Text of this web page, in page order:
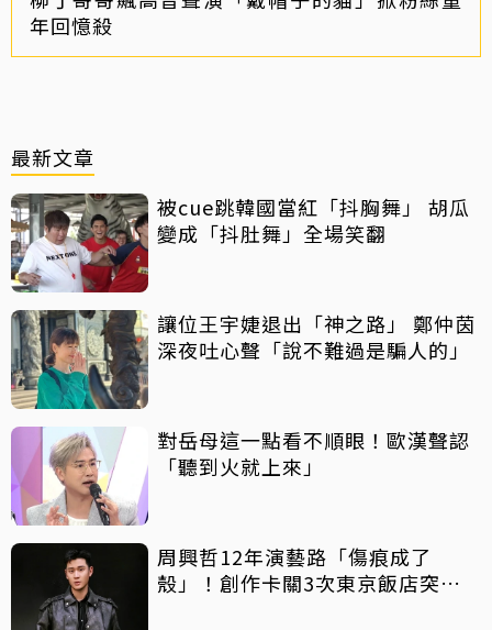
年回憶殺
最新文章
被cue跳韓國當紅「抖胸舞」 胡瓜
變成「抖肚舞」全場笑翻
讓位王宇婕退出「神之路」 鄭仲茵
深夜吐心聲「說不難過是騙人的」
對岳母這一點看不順眼！歐漢聲認
「聽到火就上來」
周興哲12年演藝路「傷痕成了
殼」！創作卡關3次東京飯店突找